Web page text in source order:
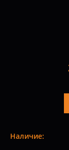
Наличие: